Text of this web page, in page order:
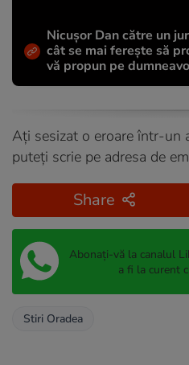
Nicușor Dan către un
cât se mai ferește să
vă propun pe
Ați sesizat o eroare într-un
puteți scrie pe adresa de
Share
Abonați-vă la canalul
a fi la curent
Stiri Oradea